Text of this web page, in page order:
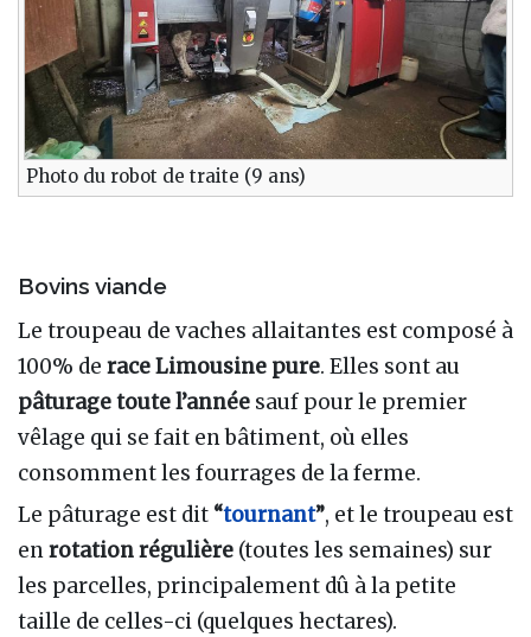
Photo du robot de traite (9 ans)
Bovins viande
Le troupeau de vaches allaitantes est composé à
100% de race Limousine pure. Elles sont au
pâturage toute l’année sauf pour le premier
vêlage qui se fait en bâtiment, où elles
consomment les fourrages de la ferme.
Le pâturage est dit “tournant”, et le troupeau est
enrotation régulière (toutes les semaines) sur
les parcelles, principalement dû à la petite
taille de celles-ci (quelques hectares).